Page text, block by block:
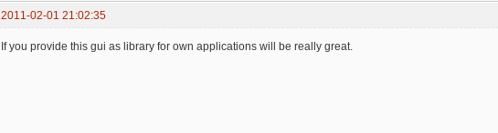
2011-02-01 21:02:35
If you provide this gui as library for own applications will be really great.